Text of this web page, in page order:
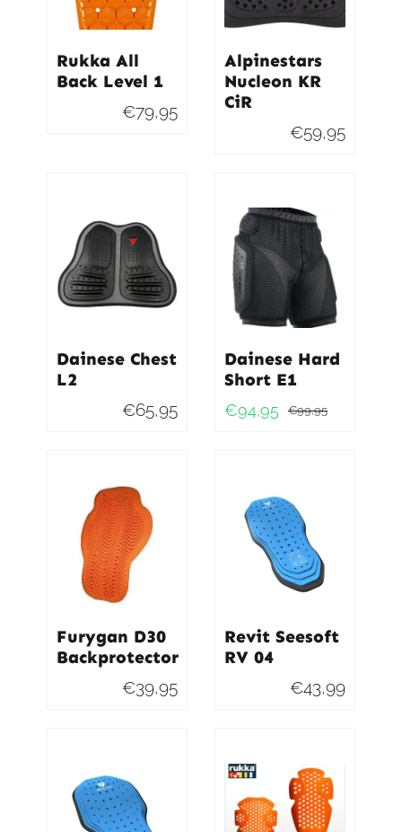
Rukka All
Back Level 1
€79,95
Alpinestars
Nucleon KR
CiR
€59,95
Dainese Chest
L2
€65,95
Dainese Hard
Short E1
€99,95
€94,95
Furygan D30
Backprotector
€39,95
Revit Seesoft
RV 04
€43,99